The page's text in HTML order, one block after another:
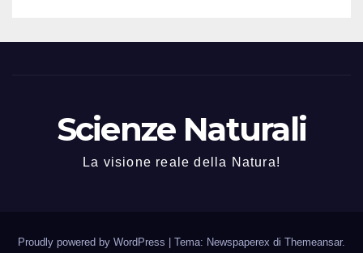
Scienze Naturali
La visione reale della Natura!
Proudly powered by WordPress | Tema: Newspaperex di Themeansar.